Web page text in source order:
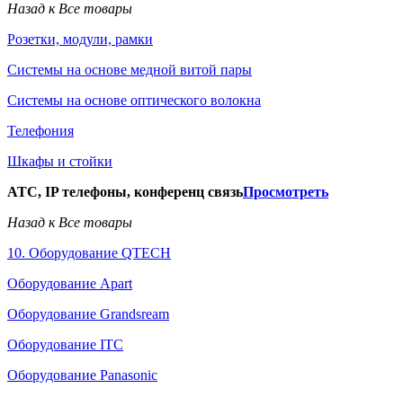
Назад к Все товары
Розетки, модули, рамки
Системы на основе медной витой пары
Системы на основе оптического волокна
Телефония
Шкафы и стойки
АТС, IP телефоны, конференц связьПросмотреть
Назад к Все товары
10. Оборудование QTECH
Оборудование Apart
Оборудование Grandsream
Оборудование ITC
Оборудование Panasonic